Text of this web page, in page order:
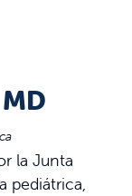
la Junta
pediátrica,